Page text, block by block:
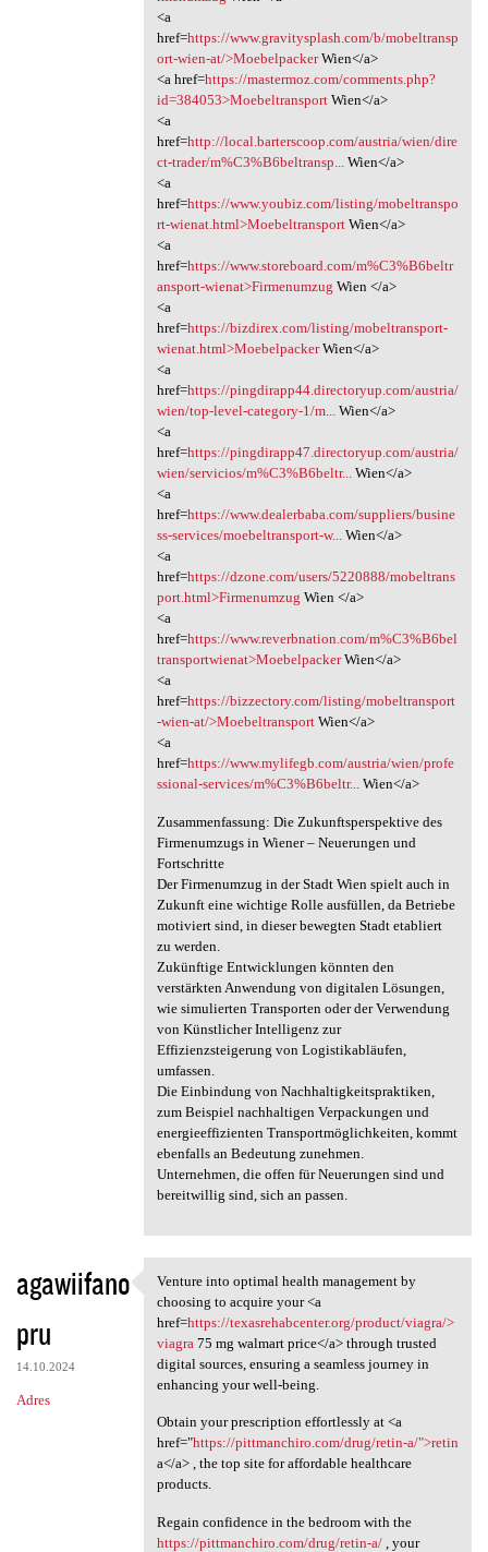
<a
href=https://www.gravitysplash.com/b/mobeltransp
ort-wien-at/>MoebelpackerWien</a>
<a href=https://mastermoz.com/comments.php?
id=384053>MoebeltransportWien</a>
<a
href=http://local.barterscoop.com/austria/wien/dire
ct-trader/m%C3%B6beltransp...Wien</a>
<a
href=https://www.youbiz.com/listing/mobeltranspo
rt-wienat.html>MoebeltransportWien</a>
<a
href=https://www.storeboard.com/m%C3%B6beltr
ansport-wienat>Firmenumzug Wien </a>
<a
href=https://bizdirex.com/listing/mobeltransport-
wienat.html>MoebelpackerWien</a>
<a
href=https://pingdirapp44.directoryup.com/austria/
wien/top-level-category-1/m...Wien</a>
<a
href=https://pingdirapp47.directoryup.com/austria/
wien/servicios/m%C3%B6beltr...Wien</a>
<a
href=https://www.dealerbaba.com/suppliers/busine
ss-services/moebeltransport-w...Wien</a>
<a
href=https://dzone.com/users/5220888/mobeltrans
port.html>Firmenumzug Wien </a>
<a
href=https://www.reverbnation.com/m%C3%B6bel
transportwienat>MoebelpackerWien</a>
<a
href=https://bizzectory.com/listing/mobeltransport
-wien-at/>MoebeltransportWien</a>
<a
href=https://www.mylifegb.com/austria/wien/profe
ssional-services/m%C3%B6beltr...Wien</a>
Zusammenfassung: Die Zukunftsperspektive des
Firmenumzugs in Wiener – Neuerungen und
Fortschritte
Der Firmenumzug in der Stadt Wien spielt auch in
Zukunft eine wichtige Rolle ausfüllen, da Betriebe
motiviert sind, in dieser bewegten Stadt etabliert
zu werden.
Zukünftige Entwicklungen könnten den
verstärkten Anwendung von digitalen Lösungen,
wie simulierten Transporten oder der Verwendung
von Künstlicher Intelligenz zur
Effizienzsteigerung von Logistikabläufen,
umfassen.
Die Einbindung von Nachhaltigkeitspraktiken,
zum Beispiel nachhaltigen Verpackungen und
energieeffizienten Transportmöglichkeiten, kommt
ebenfalls an Bedeutung zunehmen.
Unternehmen, die offen für Neuerungen sind und
bereitwillig sind, sich an passen.
agawiifano
pru
14.10.2024
Adres
Venture into optimal health
Venture into optimal health management by
choosing to acquire your <a
href=https://texasrehabcenter.org/product/viagra/>
viagra 75 mg walmart price</a> through trusted
digital sources, ensuring a seamless journey in
enhancing your well-being.
Obtain your prescription effortlessly at <a
href="https://pittmanchiro.com/drug/retin-a/">retin
a</a> , the top site for affordable healthcare
products.
Regain confidence in the bedroom with the
https://pittmanchiro.com/drug/retin-a/, your